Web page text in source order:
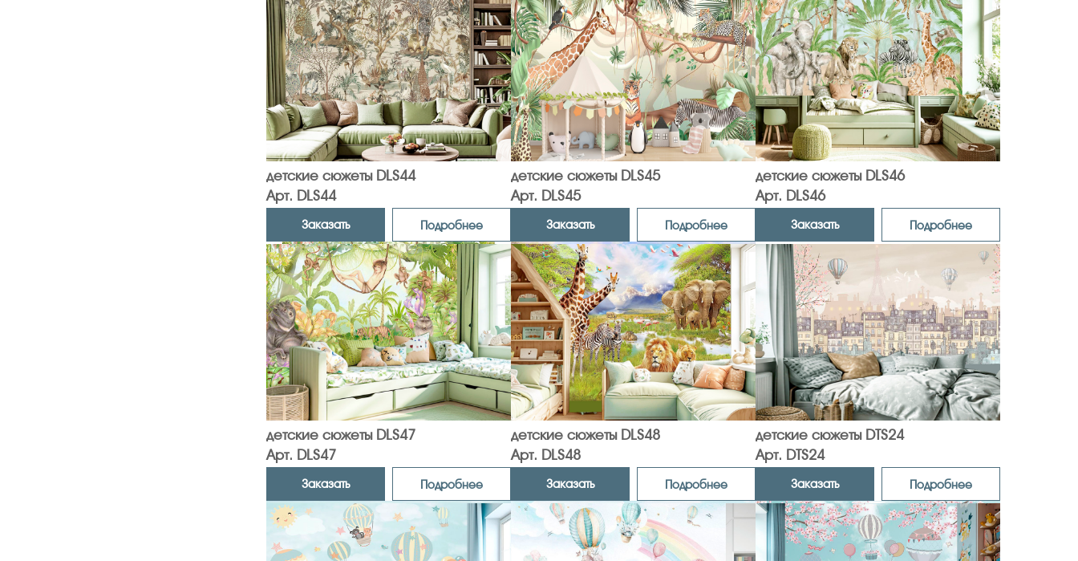
детские сюжеты DLS44
Арт. DLS44
Заказать Подробнее
детские сюжеты DLS45
Арт. DLS45
Заказать Подробнее
детские сюжеты DLS46
Арт. DLS46
Заказать Подробнее
детские сюжеты DLS47
Арт. DLS47
Заказать Подробнее
детские сюжеты DLS48
Арт. DLS48
Заказать Подробнее
детские сюжеты DTS24
Арт. DTS24
Заказать Подробнее